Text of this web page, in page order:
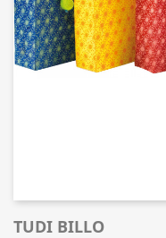
TUDI BILLO